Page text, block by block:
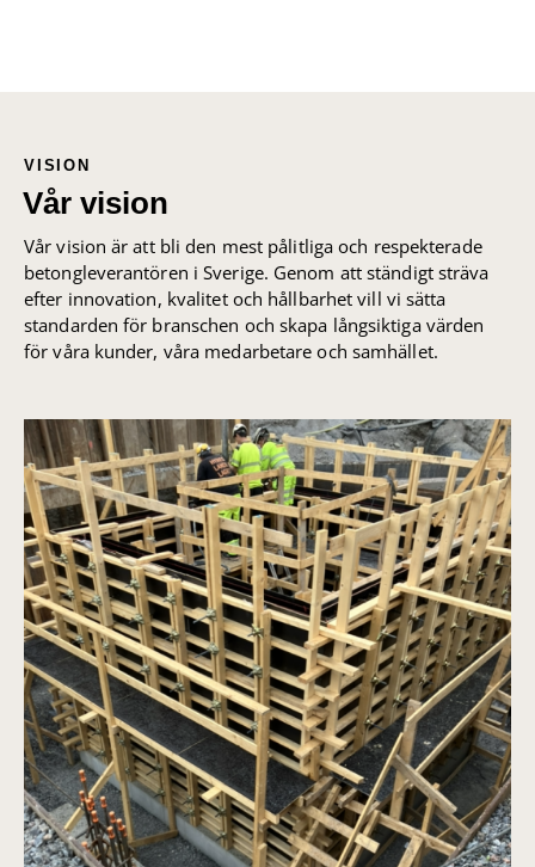
VISION
Vår vision
Vår vision är att bli den mest pålitliga och respekterade
betongleverantören i Sverige. Genom att ständigt sträva
efter innovation, kvalitet och hållbarhet vill vi sätta
standarden för branschen och skapa långsiktiga värden
för våra kunder, våra medarbetare och samhället.